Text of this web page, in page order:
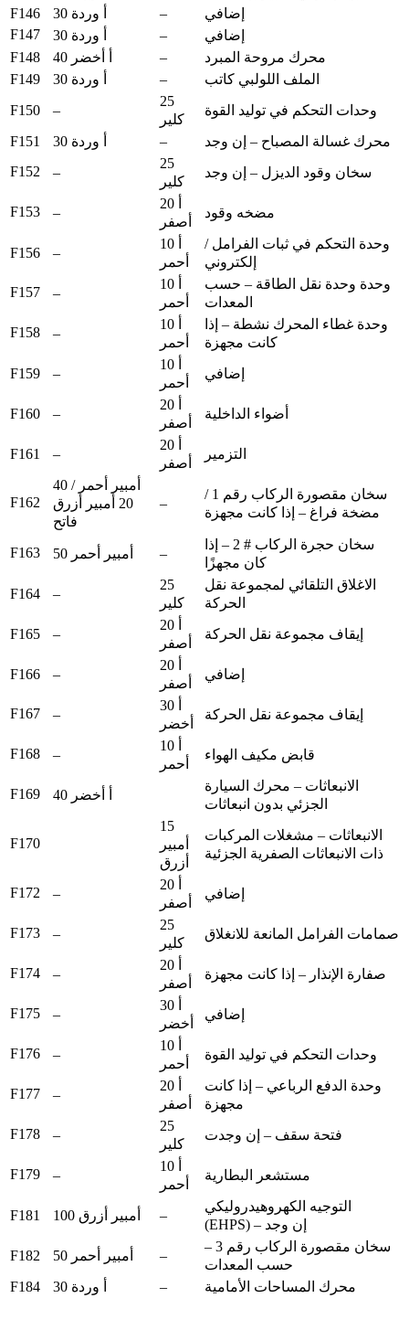
F146
30 أ وردة –
إضافي
F147
30 أ وردة –
إضافي
F148
40 أ أخضر –
محرك مروحة المبرد
F149
30 أ وردة –
الملف اللولبي كاتب
F150
–
25
كلير
وحدات التحكم في توليد القوة
F151
30 أ وردة –
محرك غسالة المصباح – إن وجد
F152
–
25
كلير
سخان وقود الديزل – إن وجد
F153 –
20 أ
أصفر
مضخه وقود
F156 –
10 أ
أحمر
وحدة التحكم في ثبات الفرامل /
إلكتروني
F157
–
10 أ
أحمر
وحدة وحدة نقل الطاقة – حسب
المعدات
F158
–
10 أ
أحمر
وحدة غطاء المحرك نشطة – إذا
كانت مجهزة
F159
–
10 أ
أحمر
إضافي
F160 –
20 أ
أصفر
أضواء الداخلية
F161 –
20 أ
أصفر
التزمير
F162
40 أمبير أحمر /
20 أمبير أزرق
فاتح
–
سخان مقصورة الركاب رقم 1 /
مضخة فراغ – إذا كانت مجهزة
F163 50 أمبير أحمر –
سخان حجرة الركاب # 2 – إذا
كان مجهزًا
F164
–
25
كلير
الاغلاق التلقائي لمجموعة نقل
الحركة
F165
–
20 أ
أصفر
إيقاف مجموعة نقل الحركة
F166 –
20 أ
أصفر
إضافي
F167 –
30 أ
أخضر
إيقاف مجموعة نقل الحركة
F168 –
10 أ
أحمر
قابض مكيف الهواء
F169 40 أ أخضر
الانبعاثات – محرك السيارة
الجزئي بدون انبعاثات
F170
15
أمبير
أزرق
الانبعاثات – مشغلات المركبات
ذات الانبعاثات الصفرية الجزئية
F172 –
20 أ
أصفر
إضافي
F173 –
25
كلير
صمامات الفرامل المانعة للانغلاق
F174 –
20 أ
أصفر
صفارة الإنذار – إذا كانت مجهزة
F175 –
30 أ
أخضر
إضافي
F176 –
10 أ
أحمر
وحدات التحكم في توليد القوة
F177 –
20 أ
أصفر
وحدة الدفع الرباعي – إذا كانت
مجهزة
F178
–
25
كلير
فتحة سقف – إن وجدت
F179 –
10 أ
أحمر
مستشعر البطارية
F181 100 أمبير أزرق –
التوجيه الكهروهيدروليكي
(EHPS) – إن وجد
F182
50 أمبير أحمر –
سخان مقصورة الركاب رقم 3 –
حسب المعدات
F184
30 أ وردة – محرك المساحات الأمامية